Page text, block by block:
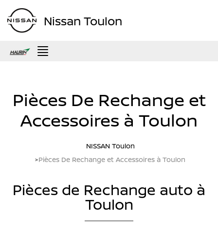
Nissan Toulon
Menu
Pièces De Rechange et
Accessoires à Toulon
NISSAN Toulon
Pièces De Rechange et Accessoires à Toulon
Pièces de Rechange auto à
Toulon